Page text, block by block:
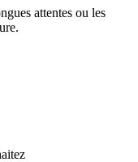
attentes ou les